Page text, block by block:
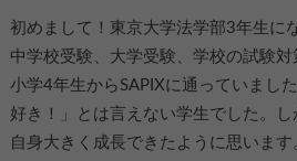
初めまして！東京大学法学部3年生に
中学校受験、大学受験、学校の試験対
小学4年生からSAPIXに通っていまし
好き！」とは言えない学生でした。
自身大きく成長できたように思いま